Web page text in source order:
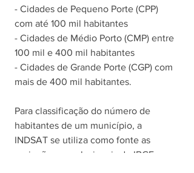
- Cidades de Pequeno Porte (CPP)
com até 100 mil habitantes
- Cidades de Médio Porto (CMP) entre
100 mil e 400 mil habitantes
- Cidades de Grande Porte (CGP) com
mais de 400 mil habitantes.
Para classificação do número de
habitantes de um município, a
INDSAT se utiliza como fonte as
projeções populacionais do IBGE